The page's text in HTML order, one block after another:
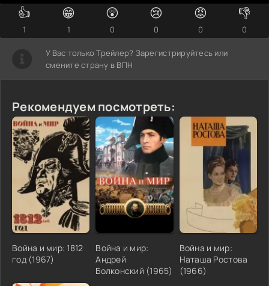
👍
1
😁
1
😲
0
😢
0
😡
0
👎
0
У Вас только Трейлер? Зарегистрируйтесь или
смените страну в ВПН
Рекомендуем посмотреть:
Война и мир: 1812
год (1967)
Война и мир:
Андрей
Болконский (1965)
Война и мир:
Наташа Ростова
(1966)